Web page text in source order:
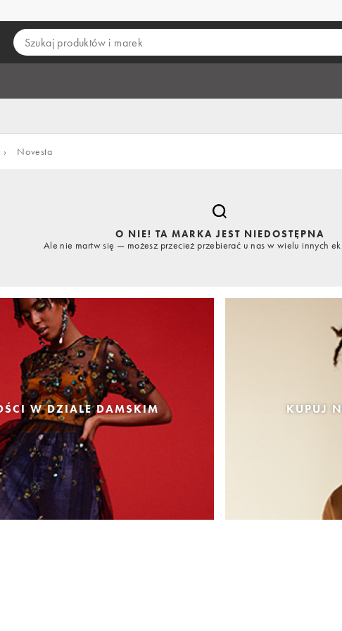
› Novesta
O NIE! TA MARKA JEST NIEDOSTĘPNA
Ale nie martw się — możesz przecież przebierać u nas w wielu innych
W DZIALE DAMSKIM KUPUJ